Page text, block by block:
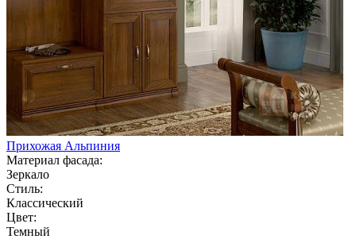
Прихожая Альпиния
Материал фасада:
Зеркало
Стиль:
Классический
Цвет:
Темный